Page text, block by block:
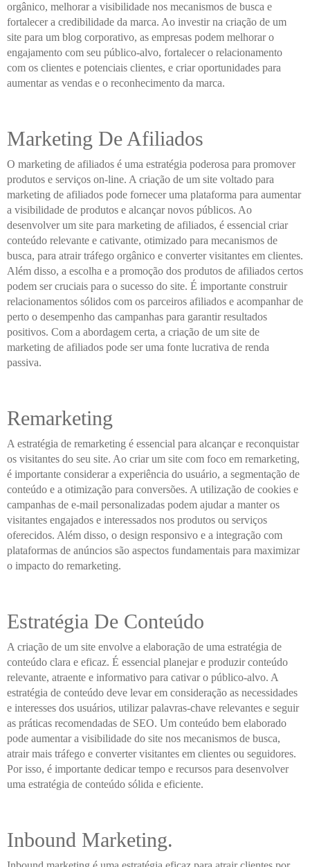
orgânico, melhorar a visibilidade nos mecanismos de busca e
fortalecer a credibilidade da marca. Ao investir na criação de um
site para um blog corporativo, as empresas podem melhorar o
engajamento com seu público-alvo, fortalecer o relacionamento
com os clientes e potenciais clientes, e criar oportunidades para
aumentar as vendas e o reconhecimento da marca.
Marketing De Afiliados
O marketing de afiliados é uma estratégia poderosa para promover
produtos e serviços on-line. A criação de um site voltado para
marketing de afiliados pode fornecer uma plataforma para aumentar
a visibilidade de produtos e alcançar novos públicos. Ao
desenvolver um site para marketing de afiliados, é essencial criar
conteúdo relevante e cativante, otimizado para mecanismos de
busca, para atrair tráfego orgânico e converter visitantes em clientes.
Além disso, a escolha e a promoção dos produtos de afiliados certos
podem ser cruciais para o sucesso do site. É importante construir
relacionamentos sólidos com os parceiros afiliados e acompanhar de
perto o desempenho das campanhas para garantir resultados
positivos. Com a abordagem certa, a criação de um site de
marketing de afiliados pode ser uma fonte lucrativa de renda
passiva.
Remarketing
A estratégia de remarketing é essencial para alcançar e reconquistar
os visitantes do seu site. Ao criar um site com foco em remarketing,
é importante considerar a experiência do usuário, a segmentação de
conteúdo e a otimização para conversões. A utilização de cookies e
campanhas de e-mail personalizadas podem ajudar a manter os
visitantes engajados e interessados nos produtos ou serviços
oferecidos. Além disso, o design responsivo e a integração com
plataformas de anúncios são aspectos fundamentais para maximizar
o impacto do remarketing.
Estratégia De Conteúdo
A criação de um site envolve a elaboração de uma estratégia de
conteúdo clara e eficaz. É essencial planejar e produzir conteúdo
relevante, atraente e informativo para cativar o público-alvo. A
estratégia de conteúdo deve levar em consideração as necessidades
e interesses dos usuários, utilizar palavras-chave relevantes e seguir
as práticas recomendadas de SEO. Um conteúdo bem elaborado
pode aumentar a visibilidade do site nos mecanismos de busca,
atrair mais tráfego e converter visitantes em clientes ou seguidores.
Por isso, é importante dedicar tempo e recursos para desenvolver
uma estratégia de conteúdo sólida e eficiente.
Inbound Marketing.